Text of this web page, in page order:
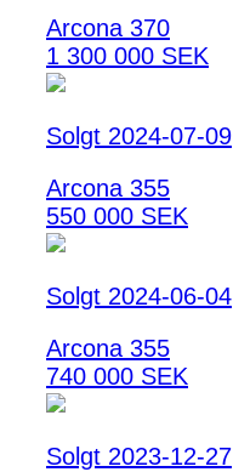
Arcona 370
1 300 000 SEK
Solgt 2024-07-09
Arcona 355
550 000 SEK
Solgt 2024-06-04
Arcona 355
740 000 SEK
Solgt 2023-12-27